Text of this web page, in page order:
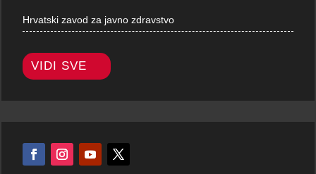
Hrvatski zavod za javno zdravstvo
VIDI SVE